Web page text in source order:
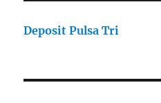
Deposit Pulsa Tri